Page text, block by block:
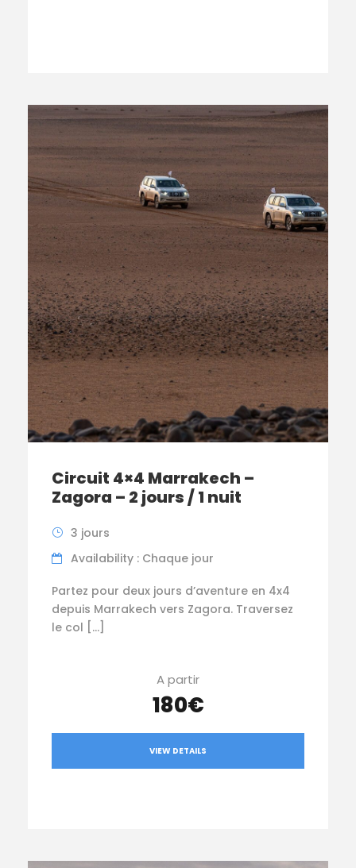
Circuit 4×4 Marrakech –
Zagora – 2 jours / 1 nuit
3 jours
Availability : Chaque jour
Partez pour deux jours d’aventure en 4x4
depuis Marrakech vers Zagora. Traversez
le col […]
A partir
180€
VIEW DETAILS